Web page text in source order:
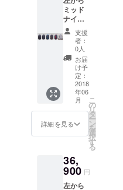
料：
2,900円
（国内
一律）
Konzu
Smart
Backpa
ck 1
個・
10,000
mAh
バッテ
リー
パッ
ク 1
個・ス
タン
ド 1
個・カ
メラマ
ウン
ミッド
ナイト
ブラッ
ク、シ
ルバー
グ
レー、
ジュー
ルブ
ルー、
ピュア
ゴール
ド、ド
ラゴン
ド、ウ
ルトラ
グ
レー・
支援
者：
0人
お届
け予
定：
2018
年06
月
詳細を見る
こ
の
リ
タ
ー
ン
を
選
択
す
る
36,
900 円
左から